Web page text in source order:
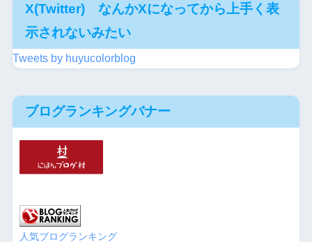
X(Twitter) なんかXになってから上手く表
示されないみたい
Tweets by huyucolorblog
ブログランキングバナー
人気ブログランキング